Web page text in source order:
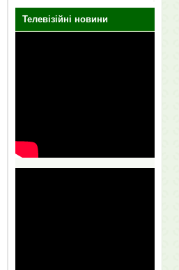
Телевізійні новини